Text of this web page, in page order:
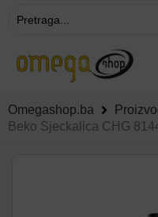
Omegashop.ba
Beko Sjeckalica CHG